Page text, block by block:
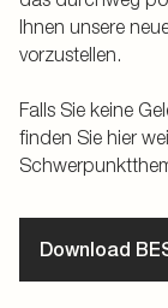
Ihnen unsere
vorzustellen.
Falls Sie keine
finden Sie hier
Download